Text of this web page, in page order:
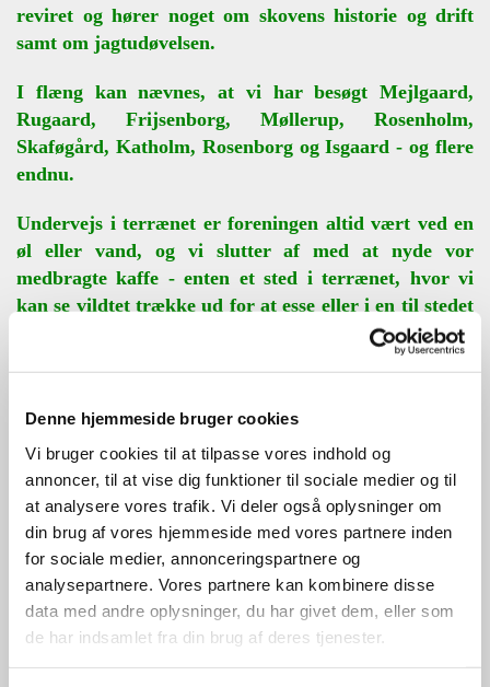
Denne hjemmeside bruger cookies
Vi bruger cookies til at tilpasse vores indhold og
annoncer, til at vise dig funktioner til sociale medier og til
at analysere vores trafik. Vi deler også oplysninger om
din brug af vores hjemmeside med vores partnere inden
for sociale medier, annonceringspartnere og
analysepartnere. Vores partnere kan kombinere disse
data med andre oplysninger, du har givet dem, eller som
de har indsamlet fra din brug af deres tjenester.
reviret og hører noget om skovens historie og drift
samt om jagtudøvelsen.
I flæng kan nævnes, at vi har besøgt Mejlgaard,
Rugaard, Frijsenborg, Møllerup, Rosenholm,
Skaføgård, Katholm, Rosenborg og Isgaard - og flere
endnu.
Undervejs i terrænet er foreningen altid vært ved en
øl eller vand, og vi slutter af med at nyde vor
medbragte kaffe - enten et sted i terrænet, hvor vi
kan se vildtet trække ud for at esse eller i en til stedet
stemningsfulde og populære ture.